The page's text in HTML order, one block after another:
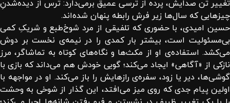
تغییر تُن صدایش، پرده از ترسی عمیق برمی‌دارد: ترس از دیده‌شدنِ
چیزهایی که سال‌ها زیر فرش رابطه پنهان شده‌اند.
حسین امیدی، با حضوری که تلفیقی از مرد شوخ‌طبع و شریکِ کمی
بی‌مسئولیت است، بیشتر بار کمدی را در نیمه‌ی نخست بر دوش
می‌کشد. استفاده‌ی او از مکث‌ها و نگاه‌های کوتاه به تماشاگر، مرز
نازکی از «آگاهی» ایجاد می‌کند؛ گویی خودش هم می‌داند که بازی با
گوشی‌ها، دیر یا زود، سفره‌ی رازهایش را باز می‌کند. او در مواجهه با
اولین پیام جدی که روی میز می‌افتد، این گذار از شوخی به وحشت